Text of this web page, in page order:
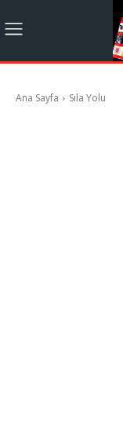
Ana Sayfa Sıla Yolu